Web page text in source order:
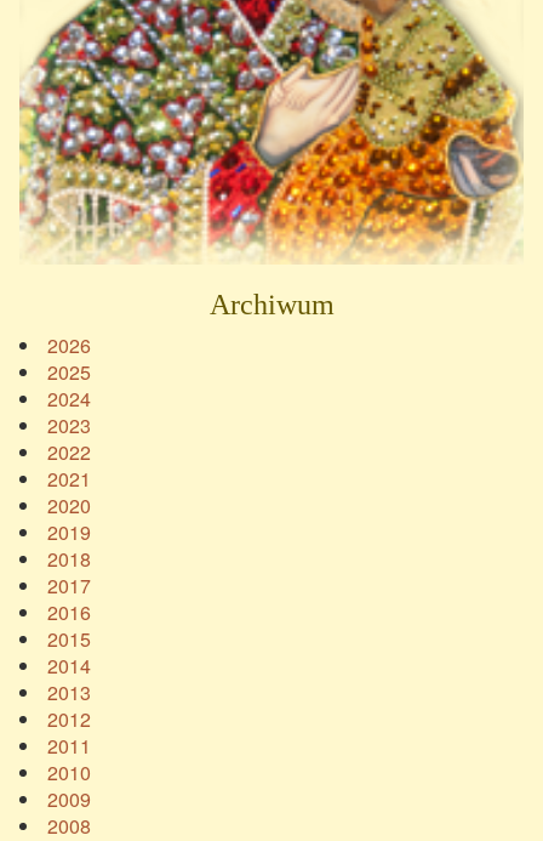
Archiwum
2026
2025
2024
2023
2022
2021
2020
2019
2018
2017
2016
2015
2014
2013
2012
2011
2010
2009
2008